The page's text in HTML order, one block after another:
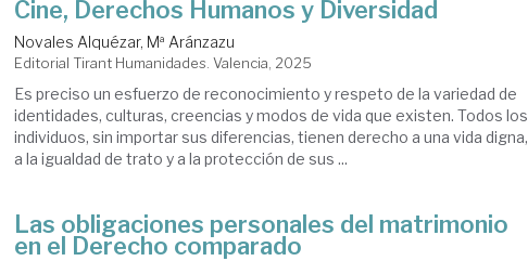
Cine, Derechos Humanos y Diversidad
Novales Alquézar, Mª Aránzazu
Editorial Tirant Humanidades. Valencia, 2025
Es preciso un esfuerzo de reconocimiento y respeto de la variedad de
identidades, culturas, creencias y modos de vida que existen. Todos los
individuos, sin importar sus diferencias, tienen derecho a una vida digna,
a la igualdad de trato y a la protección de sus ...
Las obligaciones personales del matrimonio
en el Derecho comparado